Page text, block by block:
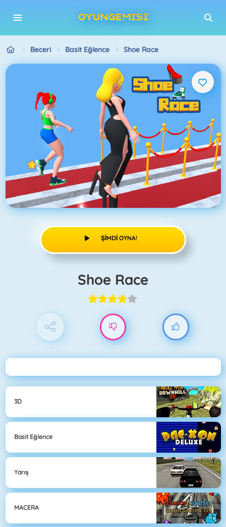
Beceri Basit Eğlence Shoe Race
ŞIMDI OYNA!
Shoe Race
3D
Basit Eğlence
Yarış
MACERA